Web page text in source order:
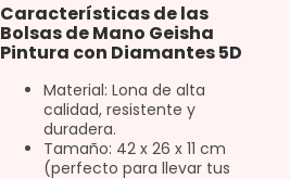
Características de las
Bolsas de Mano Geisha
Pintura con Diamantes 5D
Material: Lona de alta
calidad, resistente y
duradera.
Tamaño: 42 x 26 x 11 cm
(perfecto para llevar tus